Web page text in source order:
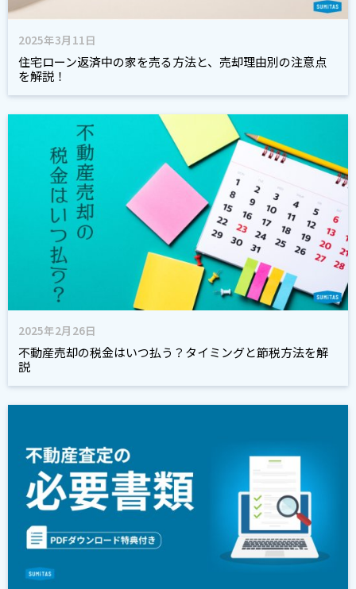
2025年3月11日
住宅ローン返済中の家を売る方法と、売却理由別の注意点
を解説！
2025年2月26日
不動産売却の税金はいつ払う？タイミングと節税方法を解
説